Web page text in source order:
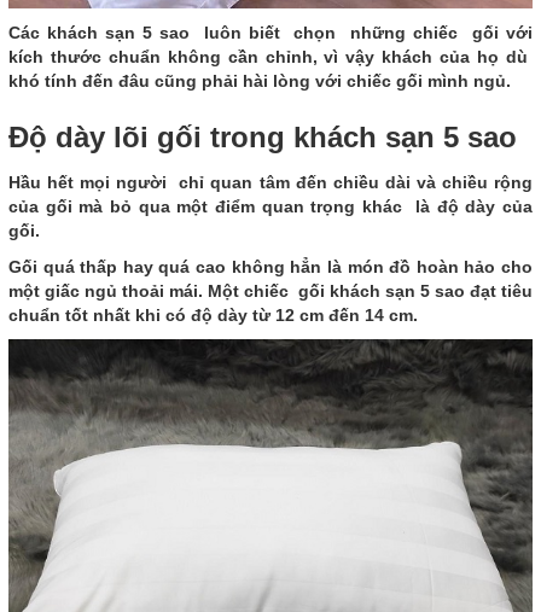
Các khách sạn 5 sao luôn biết chọn những chiếc gối với
kích thước chuẩn không cần chỉnh, vì vậy khách của họ dù
khó tính đến đâu cũng phải hài lòng với chiếc gối mình ngủ.
Độ dày lõi gối trong khách sạn 5 sao
Hầu hết mọi người chỉ quan tâm đến chiều dài và chiều rộng
của gối mà bỏ qua một điểm quan trọng khác là độ dày của
gối.
Gối quá thấp hay quá cao không hẳn là món đồ hoàn hảo cho
một giấc ngủ thoải mái. Một chiếc gối khách sạn 5 sao đạt tiêu
chuẩn tốt nhất khi có độ dày từ 12 cm đến 14 cm.